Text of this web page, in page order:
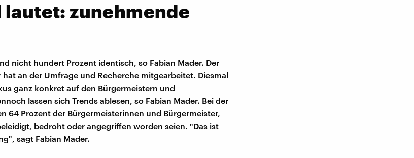
lautet: zunehmende
nicht hundert Prozent identisch, so Fabian Mader. Der
an der Umfrage und Recherche mitgearbeitet. Diesmal
ganz konkret auf den Bürgermeistern und
lassen sich Trends ablesen, so Fabian Mader. Bei der
64 Prozent der Bürgermeisterinnen und Bürgermeister,
bedroht oder angegriffen worden seien. "Das ist
sagt Fabian Mader.